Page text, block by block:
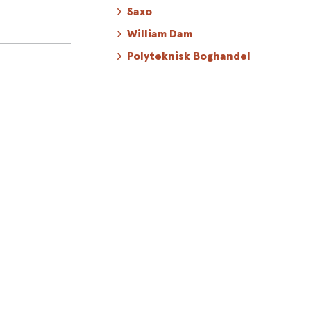
neurolog
Saxo
William Dam
Polyteknisk Boghandel